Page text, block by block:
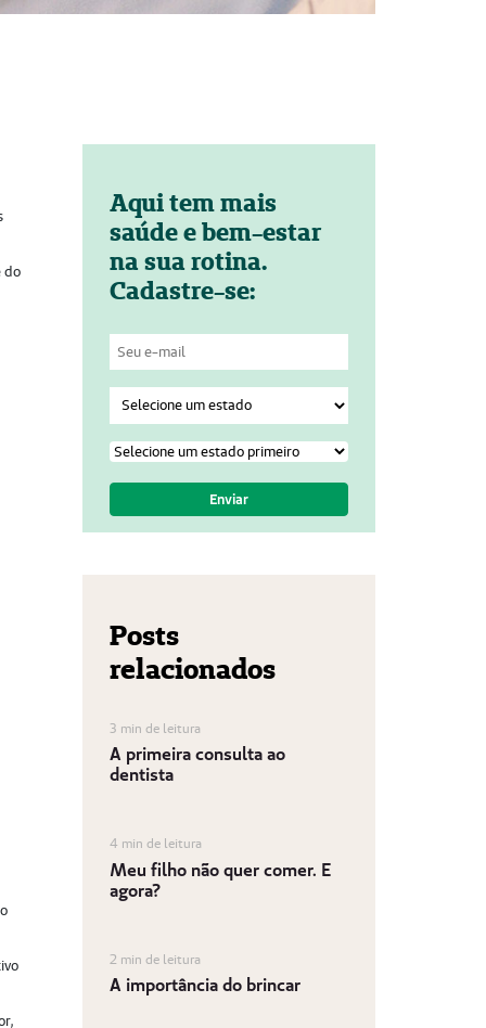
do
Aqui tem mais
saúde e bem-estar
na sua rotina.
Cadastre-se:
Posts
relacionados
3 min de leitura
A primeira consulta ao
dentista
4 min de leitura
Meu filho não quer comer. E
agora?
2 min de leitura
A importância do brincar